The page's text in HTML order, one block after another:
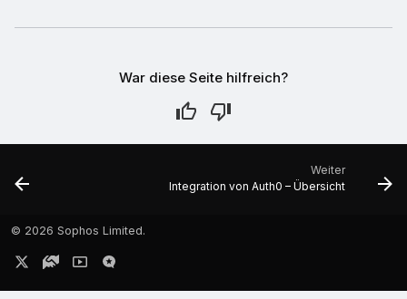
War diese Seite hilfreich?
Weiter
Integration von Auth0 – Übersicht
© 2026 Sophos Limited.